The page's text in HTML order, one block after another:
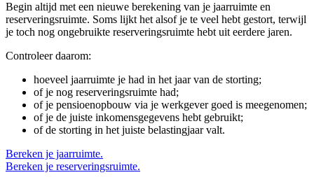
Begin altijd met een nieuwe berekening van je jaarruimte en
reserveringsruimte. Soms lijkt het alsof je te veel hebt gestort, terwijl
je toch nog ongebruikte reserveringsruimte hebt uit eerdere jaren.
Controleer daarom:
hoeveel jaarruimte je had in het jaar van de storting;
of je nog reserveringsruimte had;
of je pensioenopbouw via je werkgever goed is meegenomen;
of je de juiste inkomensgegevens hebt gebruikt;
of de storting in het juiste belastingjaar valt.
Bereken je jaarruimte.
Bereken je reserveringsruimte.